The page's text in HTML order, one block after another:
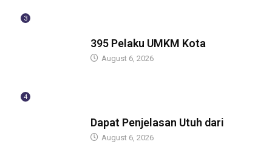
3
395 Pelaku UMKM Kota
August 6, 2026
4
Dapat Penjelasan Utuh dari
August 6, 2026